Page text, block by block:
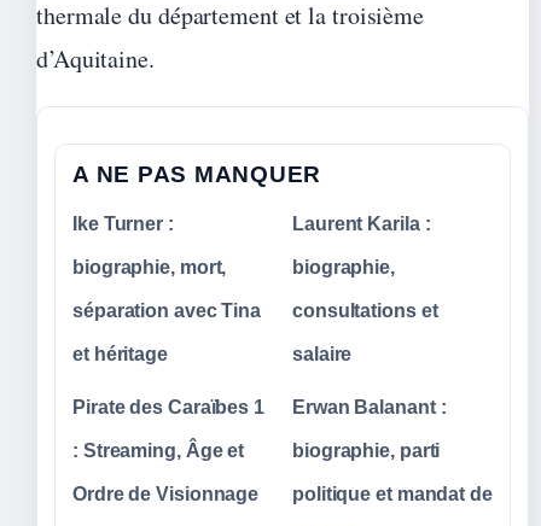
thermale du département et la troisième
d’Aquitaine.
A NE PAS MANQUER
Ike Turner :
biographie, mort,
séparation avec Tina
et héritage
Laurent Karila :
biographie,
consultations et
salaire
Pirate des Caraïbes 1
: Streaming, Âge et
Ordre de Visionnage
Erwan Balanant :
biographie, parti
politique et mandat de